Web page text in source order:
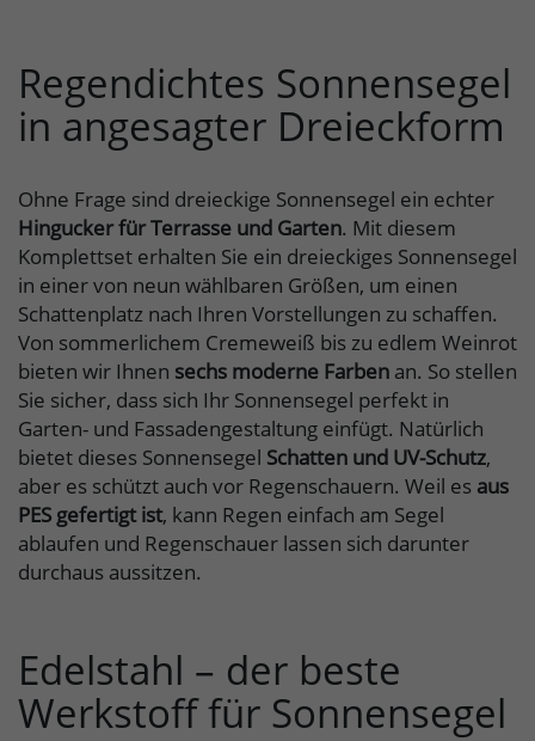
Regendichtes Sonnensegel
in angesagter Dreieckform
Ohne Frage sind dreieckige Sonnensegel ein echter
Hingucker für Terrasse und Garten. Mit diesem
Komplettset erhalten Sie ein dreieckiges Sonnensegel
in einer von neun wählbaren Größen, um einen
Schattenplatz nach Ihren Vorstellungen zu schaffen.
Von sommerlichem Cremeweiß bis zu edlem Weinrot
bieten wir Ihnen sechs moderne Farben an. So stellen
Sie sicher, dass sich Ihr Sonnensegel perfekt in
Garten- und Fassadengestaltung einfügt. Natürlich
bietet dieses Sonnensegel Schatten und UV-Schutz,
aber es schützt auch vor Regenschauern. Weil es aus
PES gefertigt ist, kann Regen einfach am Segel
ablaufen und Regenschauer lassen sich darunter
durchaus aussitzen.
Edelstahl – der beste
Werkstoff für Sonnensegel